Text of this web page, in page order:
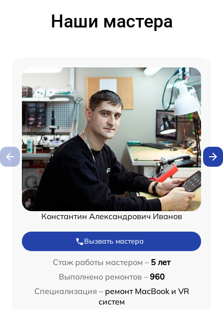
Наши мастера
Константин Александрович Иванов
Вызвать мастера
Стаж работы мастером – 5 лет
Выполнено ремонтов – 960
Специализация – ремонт MacBook и VR
систем